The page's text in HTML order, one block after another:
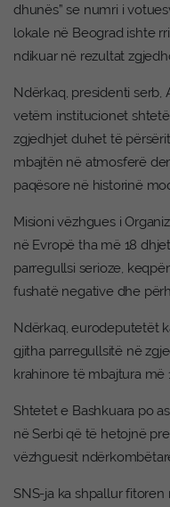
dhunës” se numri i
lokale në Beograd ishte
ndikuar në rezultat
Ndërkaq, presidenti serb,
vetëm institucionet
zgjedhjet duhet të
mbajtën në atmosferë
paqësore në historinë
Misioni vëzhgues i
në Evropë tha më 18
parregullsi serioze,
fushatë negative dhe
Ndërkaq, eurodeputetët
gjitha parregullsitë në
krahinore të mbajtura më
Shtetet e Bashkuara po
në Serbi që të hetojnë
vëzhguesit
SNS-ja ka shpallur